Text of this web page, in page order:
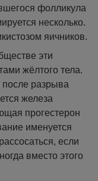
фолликула
несколько.
яичников.
эти
жёлтого тела.
после разрыва
железа
прогестерон
именуется
если
вместо этого